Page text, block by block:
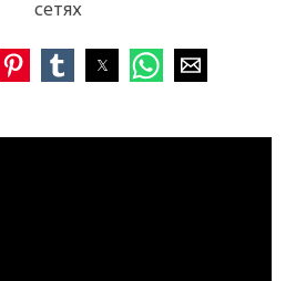
сетях